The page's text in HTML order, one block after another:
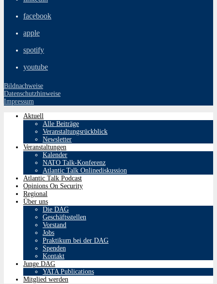
facebook
apple
spotify
youtube
Bildnachweise
Datenschutzhinweise
Impressum
Aktuell
Alle Beiträge
Veranstaltungsrückblick
Newsletter
Veranstaltungen
Kalender
NATO Talk-Konferenz
Atlantic Talk Onlinediskussion
Atlantic Talk Podcast
Opinions On Security
Regional
Über uns
Die DAG
Geschäftsstellen
Vorstand
Jobs
Praktikum bei der DAG
Spenden
Kontakt
Junge DAG
YATA Publications
Mitglied werden